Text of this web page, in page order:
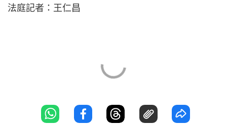
法庭記者：王仁昌